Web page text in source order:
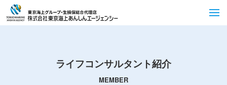
ライフコンサルタント紹介
MEMBER